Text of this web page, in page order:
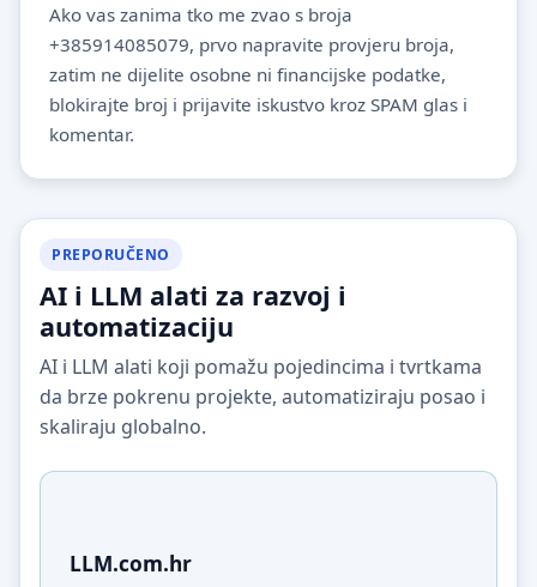
Ako vas zanima tko me zvao s broja
+385914085079, prvo napravite provjeru broja,
zatim ne dijelite osobne ni financijske podatke,
blokirajte broj i prijavite iskustvo kroz SPAM glas i
komentar.
PREPORUČENO
AI i LLM alati za razvoj i
automatizaciju
AI i LLM alati koji pomažu pojedincima i tvrtkama
da brze pokrenu projekte, automatiziraju posao i
skaliraju globalno.
LLM.com.hr